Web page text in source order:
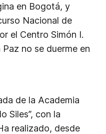
en Bogotá, y
Nacional de
el Centro Simón I.
no se duerme en
de la Academia
Siles”, con la
realizado, desde